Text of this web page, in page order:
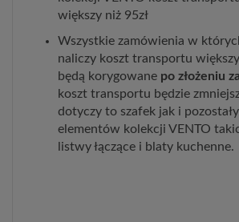
większy niż 95zł
Wszystkie zamówienia w
naliczy koszt transportu większy
będą korygowane po złożeniu
koszt transportu będzie
dotyczy to szafek jak i
elementów kolekcji VENTO
listwy łączące i blaty kuchenne.